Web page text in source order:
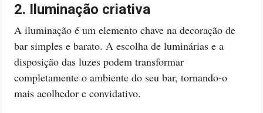
2. Iluminação criativa
A iluminação é um elemento chave na decoração de
bar simples e barato. A escolha de luminárias e a
disposição das luzes podem transformar
completamente o ambiente do seu bar, tornando-o
mais acolhedor e convidativo.